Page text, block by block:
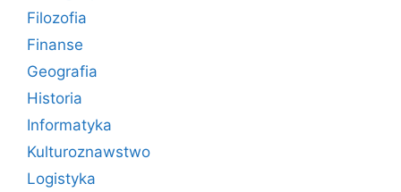
Filozofia
Finanse
Geografia
Historia
Informatyka
Kulturoznawstwo
Logistyka